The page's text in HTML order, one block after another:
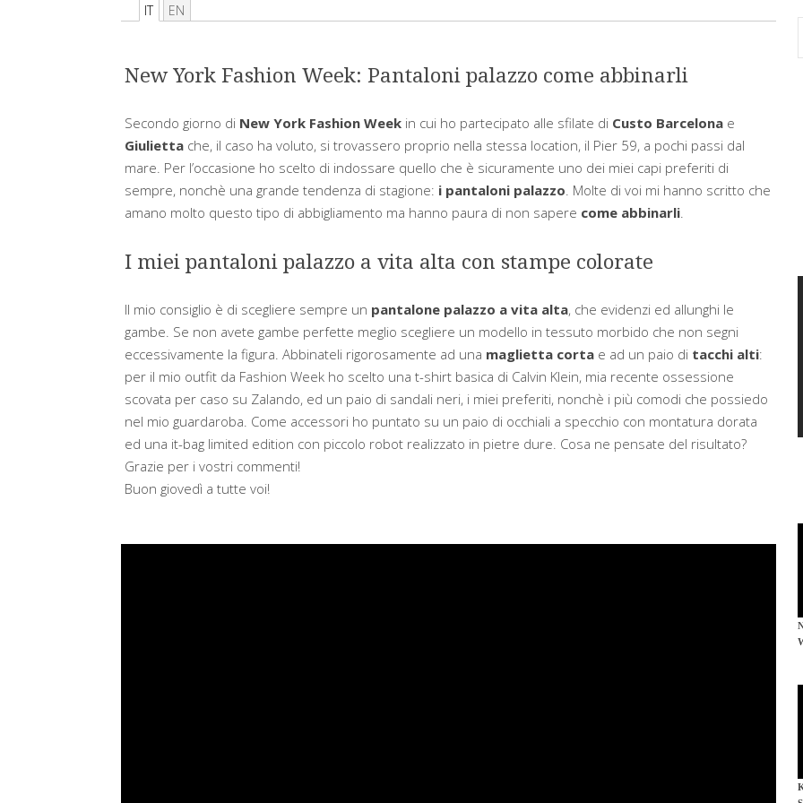
IT EN
New York Fashion Week: Pantaloni palazzo come abbinarli
Secondo giorno di New York Fashion Weekin cui ho partecipato alle sfilate di Custo Barcelonae
Giuliettache, il caso ha voluto, si trovassero proprio nella stessa location, il Pier 59, a pochi passi dal
mare. Per l’occasione ho scelto di indossare quello che è sicuramente uno dei miei capi preferiti di
sempre, nonchè una grande tendenza di stagione: i pantaloni palazzo. Molte di voi mi hanno scritto che
amano molto questo tipo di abbigliamento ma hanno paura di non sapere come abbinarli.
I miei pantaloni palazzo a vita alta con stampe colorate
Il mio consiglio è di scegliere sempre un pantalone palazzo a vita alta, che evidenzi ed allunghi le
gambe. Se non avete gambe perfette meglio scegliere un modello in tessuto morbido che non segni
eccessivamente la figura. Abbinateli rigorosamente ad una maglietta cortae ad un paio di tacchi alti:
per il mio outfit da Fashion Week ho scelto una t-shirt basica di Calvin Klein, mia recente ossessione
scovata per caso su Zalando, ed un paio di sandali neri, i miei preferiti, nonchè i più comodi che possiedo
nel mio guardaroba. Come accessori ho puntato su un paio di occhiali a specchio con montatura dorata
ed una it-bag limited edition con piccolo robot realizzato in pietre dure. Cosa ne pensate del risultato?
Grazie per i vostri commenti!
Buon giovedì a tutte voi!